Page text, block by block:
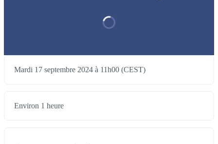
Mardi 17 septembre 2024 à 11h00 (CEST)
Environ 1 heure